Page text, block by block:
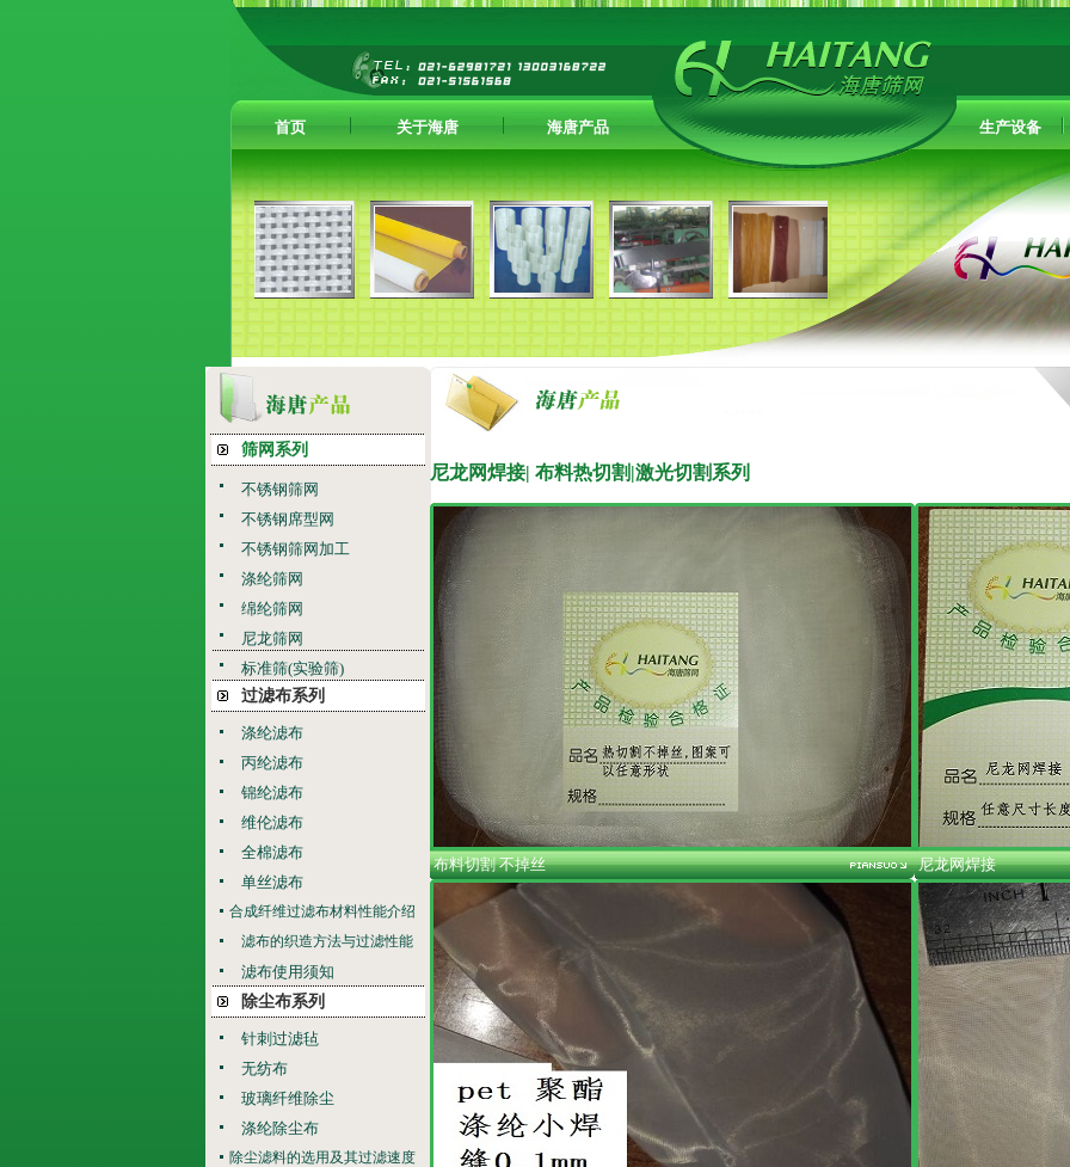
首页 关于海唐 海唐产品 生产设备
筛网系列
不锈钢筛网
不锈钢席型网
不锈钢筛网加工
涤纶筛网
绵纶筛网
尼龙筛网
标准筛(实验筛)
过滤布系列
涤纶滤布
丙纶滤布
锦纶滤布
维伦滤布
全棉滤布
单丝滤布
合成纤维过滤布材料性能介绍
滤布的织造方法与过滤性能
滤布使用须知
除尘布系列
针刺过滤毡
无纺布
玻璃纤维除尘
涤纶除尘布
除尘滤料的选用及其过滤速度
尼龙网焊接| 布料热切割|激光切割系列
布料切割 不掉丝 尼龙网焊接